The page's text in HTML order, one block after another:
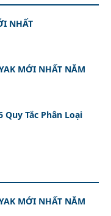
NHẤT
MỚI NHẤT NĂM
Quy Tắc Phân Loại
MỚI NHẤT NĂM